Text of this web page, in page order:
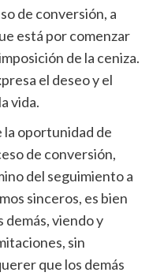
de conversión, a
está por comenzar
de la ceniza.
el deseo y el
vida.
la oportunidad de
de conversión,
del seguimiento a
sinceros, es bien
demás, viendo y
sin
que los demás